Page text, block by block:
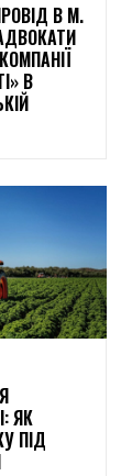
В М.
В
ЯК
ПІД